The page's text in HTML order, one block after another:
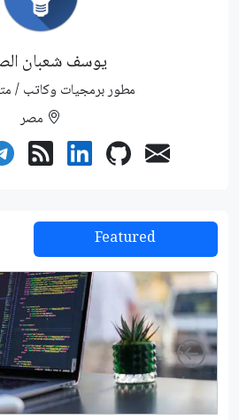
يوسف شعبان
مطور برمجيات وكاتب /
مصر
Featured
Left